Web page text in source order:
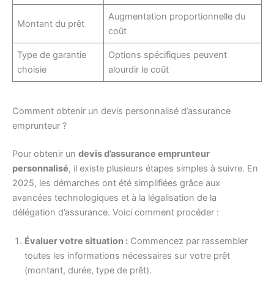
Montant du prêt
Augmentation proportionnelle du
coût
Type de garantie
choisie
Options spécifiques peuvent
alourdir le coût
Comment obtenir un devis personnalisé d’assurance
emprunteur ?
Pour obtenir un devis d’assurance emprunteur
personnalisé, il existe plusieurs étapes simples à suivre. En
2025, les démarches ont été simplifiées grâce aux
avancées technologiques et à la légalisation de la
délégation d’assurance. Voici comment procéder :
Évaluer votre situation : Commencez par rassembler
toutes les informations nécessaires sur votre prêt
(montant, durée, type de prêt).